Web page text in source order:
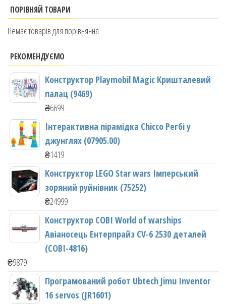
ПОРІВНЯЙ ТОВАРИ
Немає товарів для порівняння
РЕКОМЕНДУЄМО
Конструктор Playmobil Magic Кришталевий
палац (9469)
₴6699
Інтерактивна пірамідка Chicco Регбі у
джунглях (07905.00)
₴1419
Конструктор LEGO Star wars Імперський
зоряний руйнівник (75252)
₴24999
Конструктор COBI World of warships
Авіаносець Ентерпрайз CV-6 2530 деталей
(COBI-4816)
₴9879
Програмований робот Ubtech Jimu Inventor
16 servos (JR1601)